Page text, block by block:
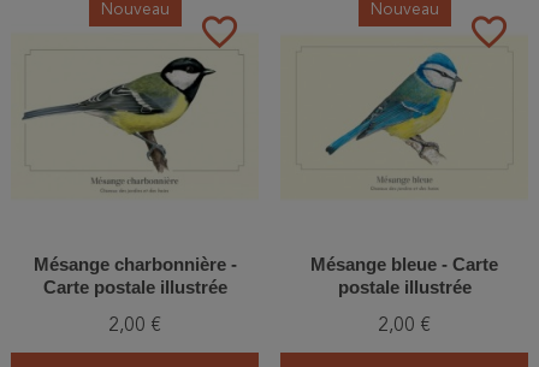
favorite_border
Nouveau
Mésange charbonnière -
Carte postale illustrée
2,00 €
favorite_border
Nouveau
Mésange bleue - Carte
postale illustrée
2,00 €